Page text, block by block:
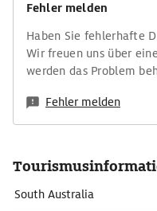
Fehler melden
Haben Sie fehlerhafte
Wir freuen uns über
werden das Problem
Fehler melden
South Australia